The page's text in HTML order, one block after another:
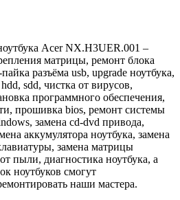
Acer NX.H3UER.001 –
матрицы, ремонт блока
разъёма usb, upgrade ноутбука,
sdd, чистка от вирусов,
программного обеспечения,
прошивка bios, ремонт системы
замена cd-dvd привода,
аккумулятора ноутбука, замена
замена матрицы
пыли, диагностика ноутбука, а
ноутбуков смогут
наши мастера.